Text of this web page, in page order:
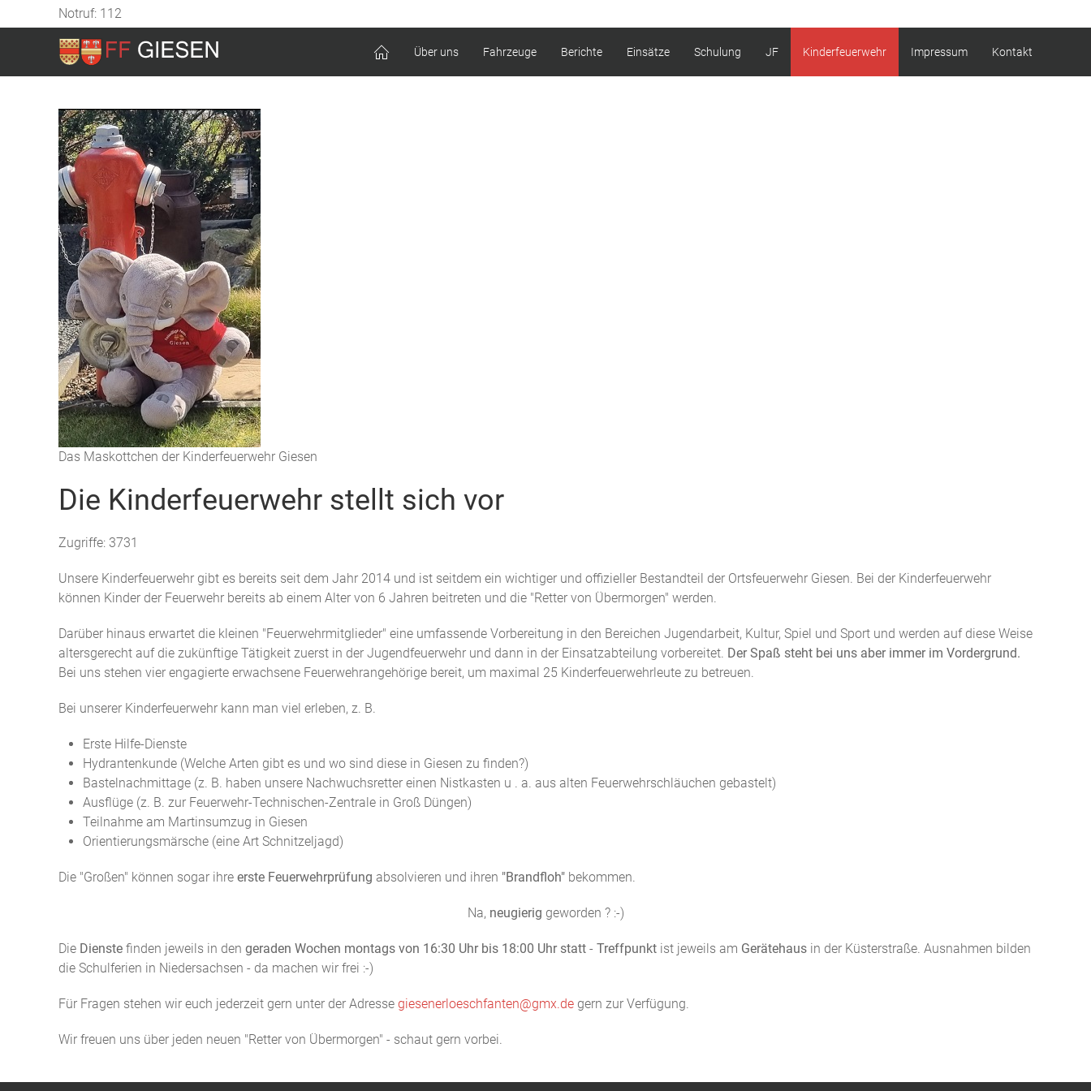
Notruf: 112
Über uns Fahrzeuge Berichte Einsätze Schulung JF Kinderfeuerwehr Impressum Kontakt
Das Maskottchen der Kinderfeuerwehr Giesen
Die Kinderfeuerwehr stellt sich vor
Zugriffe: 3731
Unsere Kinderfeuerwehr gibt es bereits seit dem Jahr 2014 und ist seitdem ein wichtiger und offizieller Bestandteil der Ortsfeuerwehr Giesen. Bei der Kinderfeuerwehr
können Kinder der Feuerwehr bereits ab einem Alter von 6 Jahren beitreten und die "Retter von Übermorgen" werden.
Darüber hinaus erwartet die kleinen "Feuerwehrmitglieder" eine umfassende Vorbereitung in den Bereichen Jugendarbeit, Kultur, Spiel und Sport und werden auf diese Weise
altersgerecht auf die zukünftige Tätigkeit zuerst in der Jugendfeuerwehr und dann in der Einsatzabteilung vorbereitet. Der Spaß steht bei uns aber immer im Vordergrund.
Bei uns stehen vier engagierte erwachsene Feuerwehrangehörige bereit, um maximal 25 Kinderfeuerwehrleute zu betreuen.
Bei unserer Kinderfeuerwehr kann man viel erleben, z. B.
Erste Hilfe-Dienste
Hydrantenkunde (Welche Arten gibt es und wo sind diese in Giesen zu finden?)
Bastelnachmittage (z. B. haben unsere Nachwuchsretter einen Nistkasten u . a. aus alten Feuerwehrschläuchen gebastelt)
Ausflüge (z. B. zur Feuerwehr-Technischen-Zentrale in Groß Düngen)
Teilnahme am Martinsumzug in Giesen
Orientierungsmärsche (eine Art Schnitzeljagd)
Die "Großen" können sogar ihre erste Feuerwehrprüfung absolvieren und ihren "Brandfloh" bekommen.
Na, neugierig geworden ? :-)
Die Dienste finden jeweils in den geraden Wochen montags von 16:30 Uhr bis 18:00 Uhr statt - Treffpunkt ist jeweils am Gerätehaus in der Küsterstraße. Ausnahmen bilden
die Schulferien in Niedersachsen - da machen wir frei :-)
Für Fragen stehen wir euch jederzeit gern unter der Adresse giesenerloeschfanten@gmx.de gern zur Verfügung.
Wir freuen uns über jeden neuen "Retter von Übermorgen" - schaut gern vorbei.